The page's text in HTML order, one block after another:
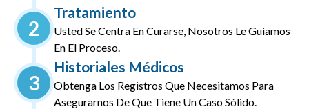
2
Tratamiento
Usted Se Centra En Curarse, Nosotros Le Guiamos
En El Proceso.
3
Historiales Médicos
Obtenga Los Registros Que Necesitamos Para
Asegurarnos De Que Tiene Un Caso Sólido.